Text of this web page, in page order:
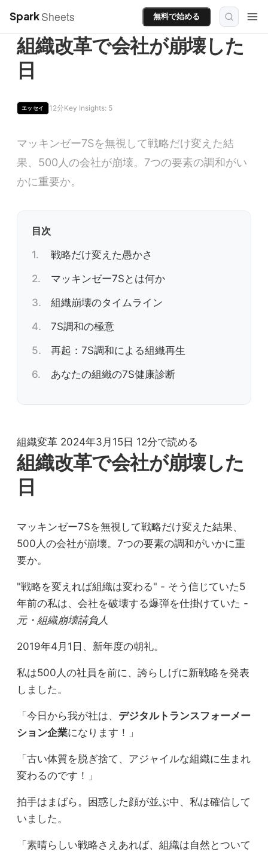
SparkSheets 無料で始める
組織改革で会社が崩壊した
日
エッセイ 12分Key Insights: 5
マッキンゼー7Sを無視して戦略だけ変えた結
果、500人の会社が崩壊。7つの要素の調和がい
かに重要か。
目次
戦略だけ変えた愚かさ
マッキンゼー7Sとは何か
組織崩壊のタイムライン
7S調和の極意
再起：7S調和による組織再生
あなたの組織の7S健康診断
組織変革 2024年3月15日 12分で読める
組織改革で会社が崩壊した
日
マッキンゼー7Sを無視して戦略だけ変えた結果、
500人の会社が崩壊。7つの要素の調和がいかに重
要か。
"戦略を変えれば組織は変わる" - そう信じていた5
年前の私は、会社を破壊する爆弾を仕掛けていた -
元・組織崩壊請負人
2019年4月1日、新年度の朝礼。
私は500人の社員を前に、誇らしげに新戦略を発表
しました。
「今日から我が社は、 デジタルトランスフォーメー
ション企業になります！」
「古い体質を脱ぎ捨て、アジャイルな組織に生まれ
変わるのです！」
拍手はまばら。困惑した顔が並ぶ中、私は確信して
いました。
「素晴らしい戦略さえあれば、組織は自然とついて